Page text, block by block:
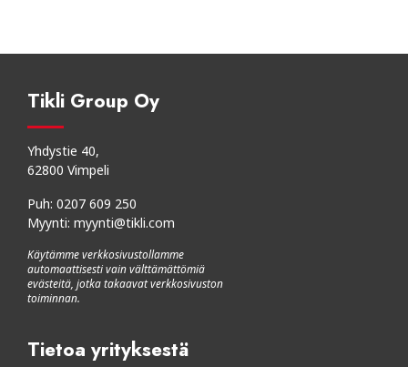
Tikli Group Oy
Yhdystie 40,
62800 Vimpeli
Puh: 0207 609 250
Myynti: myynti@tikli.com
Käytämme verkkosivustollamme
automaattisesti vain välttämättömiä
evästeitä, jotka takaavat verkkosivuston
toiminnan.
Tietoa yrityksestä